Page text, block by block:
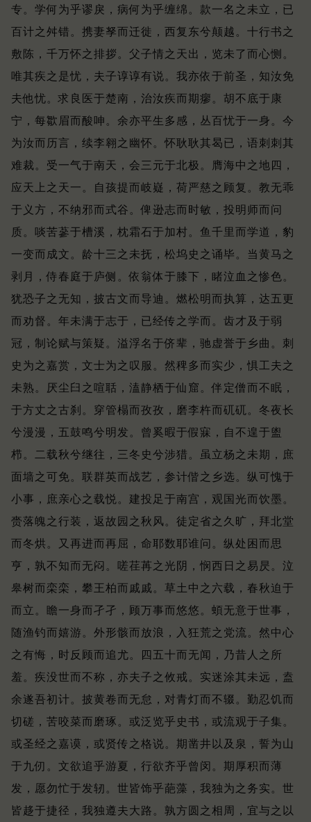
专。 学何为乎谬戾，病何为乎缠绵。 款一名之未立，已
百计之舛错。 携妻孥而迁徙，西复东兮颠越。 十行书之
敷陈，千万怀之排拶。 父子情之天出，览未了而心恻。
唯其疾之是忧，夫子谆谆有说。 我亦依于前圣，知汝免
夫他忧。求良医于楚南，治汝疾而期瘳。 胡不底于康
宁，每㱀眉而酸呻。 余亦平生多感，丛百忧于一身。 今
为汝而历言，续李翱之幽怀。 怀耿耿其曷已，语刺刺其
难裁。 受一气于南天，会三元于北极。
膺海中之地四，
应天上之天一。
自孩提而岐嶷，荷严慈之顾复。 教无乖
于义方，不纳邪而式谷。俾逊志而时敏，投明师而问
质。
啖苦蔘于槽溪，枕霜石于加村。 鱼千里而学道，豹
一变而成文。 龄十三之未抚，松坞史之诵毕。 当黄马之
剥月，侍春庭于庐侧。依翁体于膝下，睹泣血之惨色。
犹恐子之无知，披古文而导迪。 燃松明而执算，达五更
而劝督。 年未满于志于，已经传之学而。 齿才及于弱
冠，制论赋与策疑。 溢浮名于侪辈，驰虚誉于乡曲。 刺
史为之嘉赏，文士为之叹服。 然稗多而实少，惧工夫之
未熟。
厌尘臼之喧聒，溘静栖于仙窟。伴定僧而不眠，
于方丈之古刹。 穿管榻而孜孜，磨李杵而矹矹。 冬夜长
兮漫漫，五鼓鸣兮明发。 曾奚暇于假寐，自不遑于盥
栉。
二载秋兮继往，三冬史兮涉猎。
虽立杨之未期，庶
面墙之可免。 联群英而战艺，参计偕之乡选。 纵可愧于
小事，庶亲心之载悦。 建投足于南宫，观国光而饮墨。
赍落魄之行装，返故园之秋风。 徒定省之久旷，拜北堂
而冬烘。
又再进而再屈，命耶数耶谁问。 纵处困而思
亨，孰不知而无闷。
嗟荏苒之光阴，悯西日之易昃。 泣
皋树而栾栾，攀王柏而戚戚。 草土中之六载，春秋迫于
而立。
瞻一身而孑孑，顾万事而悠悠。 蝢无意于世事，
随渔钓而嬉游。 外形骸而放浪，入狂荒之党流。 然中心
之有悔，时反顾而追尤。
四五十而无闻，乃昔人之所
羞。 疾没世而不称，亦夫子之攸戒。 实迷涂其未远，盍
余遂吾初计。 披黄卷而无怠，对青灯而不辍。 勤忍饥而
切磋，苦咬菜而磨琢。 或泛览乎史书，或流观于子集。
或圣经之嘉谟，或贤传之格说。 期凿井以及泉，誓为山
于九仞。 文欲追乎游夏，行欲齐乎曾闵。 期厚积而薄
发，愿勿忙于发轫。 世皆饰乎葩藻，我独为之务实。 世
皆趍于捷径，我独遵夫大路。 孰方圆之相周，宜与之以